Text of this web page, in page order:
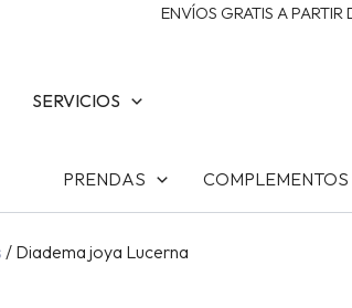
ENVÍOS GRATIS A
SERVICIOS
PRENDAS COMPLEMENTOS
/ Diadema joya Lucerna